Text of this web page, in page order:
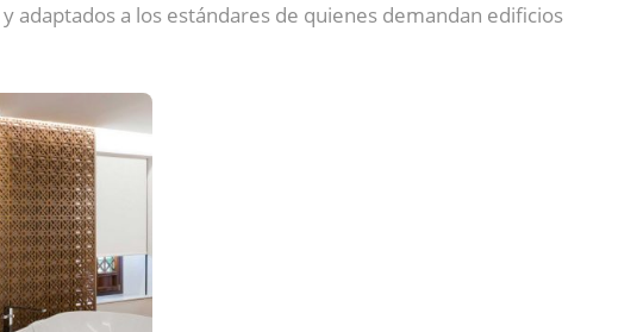
y adaptados a los estándares de quienes demandan edificios